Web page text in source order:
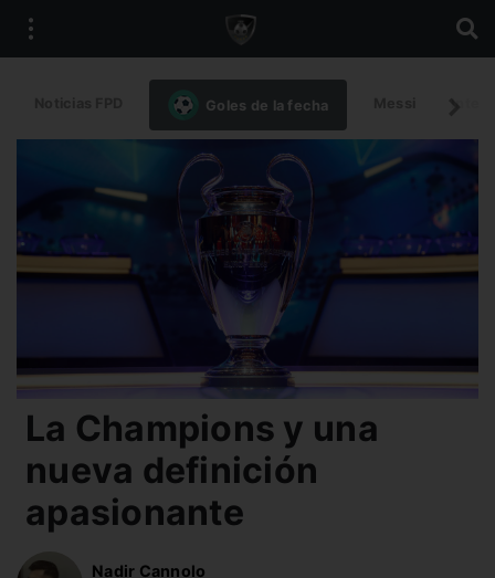
Goles de la fecha
La Champions y una
nueva definición
apasionante
Nadir Cannolo